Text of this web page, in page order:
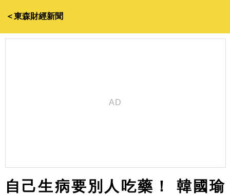
＜東森財經新聞
自己生病要別人吃藥！ 韓國瑜